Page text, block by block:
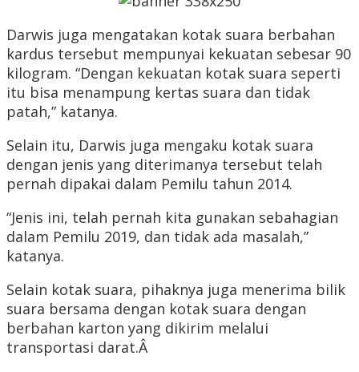
Darwis juga mengatakan kotak suara berbahan
kardus tersebut mempunyai kekuatan sebesar 90
kilogram. “Dengan kekuatan kotak suara seperti
itu bisa menampung kertas suara dan tidak
patah,” katanya.
Selain itu, Darwis juga mengaku kotak suara
dengan jenis yang diterimanya tersebut telah
pernah dipakai dalam Pemilu tahun 2014.
“Jenis ini, telah pernah kita gunakan sebahagian
dalam Pemilu 2019, dan tidak ada masalah,”
katanya.
Selain kotak suara, pihaknya juga menerima bilik
suara bersama dengan kotak suara dengan
berbahan karton yang dikirim melalui
transportasi darat.Â